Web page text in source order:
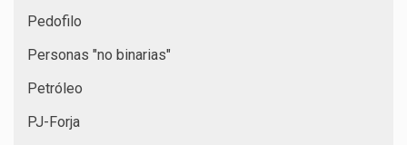
Pedofilo
Personas "no binarias"
Petróleo
PJ-Forja